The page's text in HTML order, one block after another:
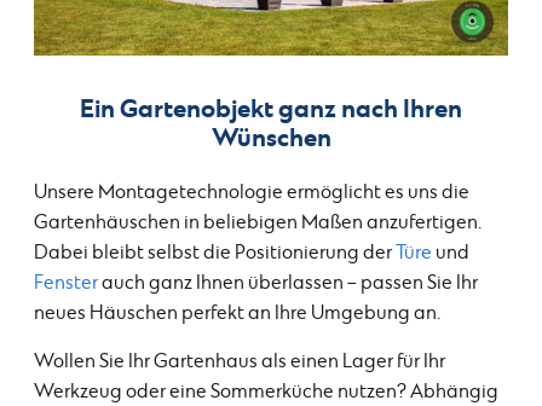
Ein Gartenobjekt ganz nach Ihren
Wünschen
Unsere Montagetechnologie ermöglicht es uns die
Gartenhäuschen in beliebigen Maßen anzufertigen.
Dabei bleibt selbst die Positionierung der Türe und
Fensterauch ganz Ihnen überlassen – passen Sie Ihr
neues Häuschen perfekt an Ihre Umgebung an.
Wollen Sie Ihr Gartenhaus als einen Lager für Ihr
Werkzeug oder eine Sommerküche nutzen? Abhängig